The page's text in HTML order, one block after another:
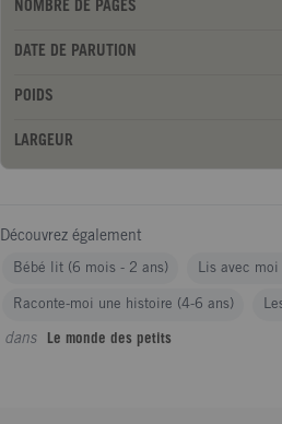
NOMBRE DE PAGES
DATE DE PARUTION
POIDS
LARGEUR
Découvrez également
Bébé lit (6 mois - 2 ans) Lis avec
Raconte-moi une histoire (4-6 ans)
dans Le monde des petits